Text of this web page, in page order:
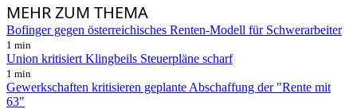
MEHRZUM THEMA
Bofinger gegen österreichisches Renten-Modell für Schwerarbeiter
1 min
Union kritisiert Klingbeils Steuerpläne scharf
1 min
Gewerkschaften kritisieren geplante Abschaffung der "Rente mit
63"